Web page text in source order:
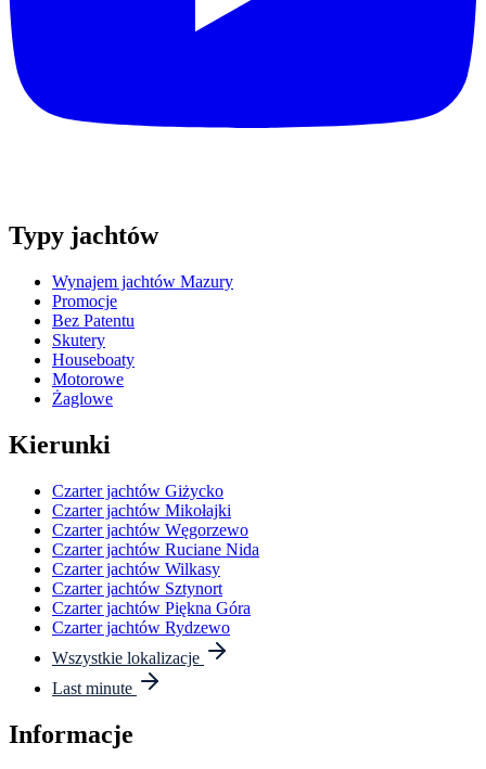
Typy jachtów
Wynajem jachtów Mazury
Promocje
Bez Patentu
Skutery
Houseboaty
Motorowe
Żaglowe
Kierunki
Czarter jachtów Giżycko
Czarter jachtów Mikołajki
Czarter jachtów Węgorzewo
Czarter jachtów Ruciane Nida
Czarter jachtów Wilkasy
Czarter jachtów Sztynort
Czarter jachtów Piękna Góra
Czarter jachtów Rydzewo
Wszystkie lokalizacje
Last minute
Informacje